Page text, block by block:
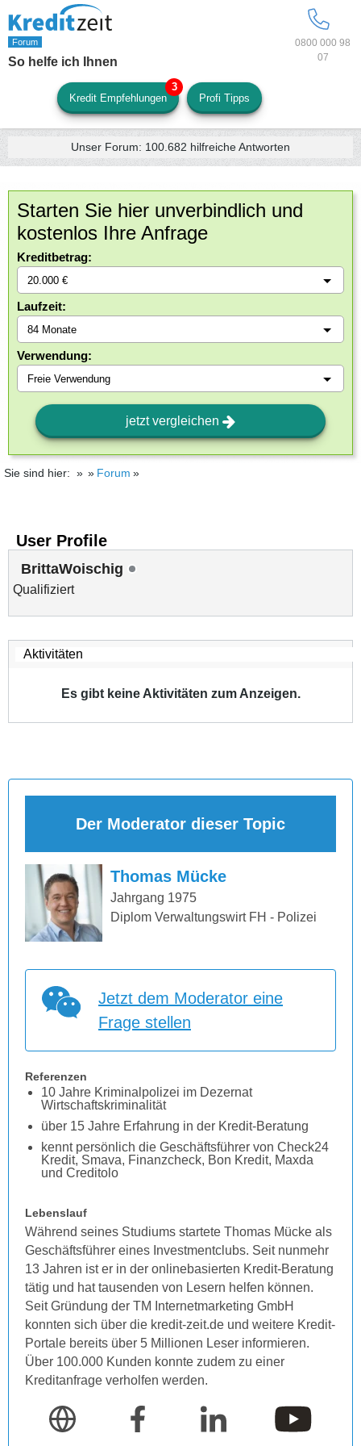
0800 000 98
07
So helfe ich Ihnen
Kredit Empfehlungen Profi Tipps
Unser Forum: 100.682 hilfreiche Antworten
Starten Sie hier unverbindlich und
kostenlos Ihre Anfrage
Kreditbetrag:
Laufzeit:
Verwendung:
jetzt vergleichen
Sie sind hier: Forum
User Profile
BrittaWoischig
Qualifiziert
Es gibt keine Aktivitäten zum Anzeigen.
Der Moderator dieser Topic
Thomas Mücke
Jahrgang 1975
Diplom Verwaltungswirt FH - Polizei
Jetzt dem Moderator eine
Frage stellen
Referenzen
10 Jahre Kriminalpolizei im Dezernat
Wirtschaftskriminalität
über 15 Jahre Erfahrung in der Kredit-Beratung
kennt persönlich die Geschäftsführer von Check24
Kredit, Smava, Finanzcheck, Bon Kredit, Maxda
und Creditolo
Lebenslauf
Während seines Studiums startete Thomas Mücke als
Geschäftsführer eines Investmentclubs. Seit nunmehr
13 Jahren ist er in der onlinebasierten Kredit-Beratung
tätig und hat tausenden von Lesern helfen können.
Seit Gründung der TM Internetmarketing GmbH
konnten sich über die kredit-zeit.de und weitere Kredit-
Portale bereits über 5 Millionen Leser informieren.
Über 100.000 Kunden konnte zudem zu einer
Kreditanfrage verholfen werden.